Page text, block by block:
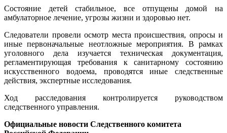
Состояние детей стабильное, все отпущены домой на
амбулаторное лечение, угрозы жизни и здоровью нет.
Следователи провели осмотр места происшествия, опросы и
иные первоначальные неотложные мероприятия. В рамках
уголовного дела изучается техническая документация,
регламентирующая требования к санитарному состоянию
искусственного водоема, проводятся иные следственные
действия, экспертные исследования.
Ход расследования контролируется руководством
следственного управления.
Официальные новости Следственного комитета